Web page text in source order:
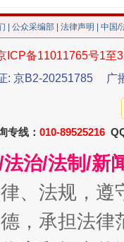
公众采编部 法律声明 | 中国
ICP备11011765号1至
: 京B2-20251785
广
专线： 010-89525216
治/法制/新
、法规，
，承担法